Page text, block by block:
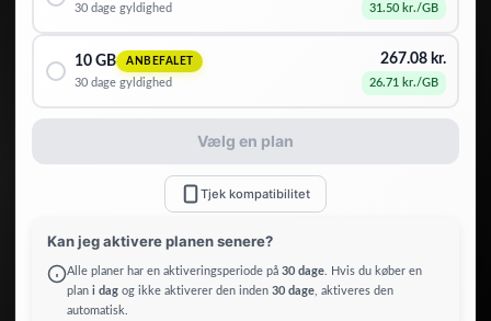
30 dage gyldighed 31.50kr./GB
10 GB ANBEFALET
30 dage gyldighed
267.08kr.
26.71 kr./GB
Vælg en plan
Tjek kompatibilitet
Kan jeg aktivere planen senere?
Alle planer har en aktiveringsperiode på 30 dage . Hvis du køber en
plan i dag og ikke aktiverer den inden 30 dage , aktiveres den
automatisk.